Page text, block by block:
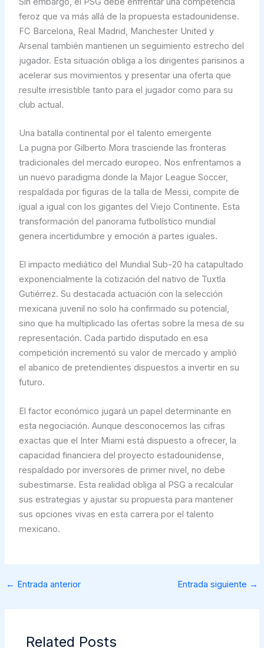
feroz que va más allá de la propuesta estadounidense.
FC Barcelona, Real Madrid, Manchester United y
Arsenal también mantienen un seguimiento estrecho del
jugador. Esta situación obliga a los dirigentes parisinos a
acelerar sus movimientos y presentar una oferta que
resulte irresistible tanto para el jugador como para su
club actual.
Una batalla continental por el talento emergente
La pugna por Gilberto Mora trasciende las fronteras
tradicionales del mercado europeo. Nos enfrentamos a
un nuevo paradigma donde la Major League Soccer,
respaldada por figuras de la talla de Messi, compite de
igual a igual con los gigantes del Viejo Continente. Esta
transformación del panorama futbolístico mundial
genera incertidumbre y emoción a partes iguales.
El impacto mediático del Mundial Sub-20 ha catapultado
exponencialmente la cotización del nativo de Tuxtla
Gutiérrez. Su destacada actuación con la selección
mexicana juvenil no solo ha confirmado su potencial,
sino que ha multiplicado las ofertas sobre la mesa de su
representación. Cada partido disputado en esa
competición incrementó su valor de mercado y amplió
el abanico de pretendientes dispuestos a invertir en su
futuro.
El factor económico jugará un papel determinante en
esta negociación. Aunque desconocemos las cifras
exactas que el Inter Miami está dispuesto a ofrecer, la
capacidad financiera del proyecto estadounidense,
respaldado por inversores de primer nivel, no debe
subestimarse. Esta realidad obliga al PSG a recalcular
sus estrategias y ajustar su propuesta para mantener
sus opciones vivas en esta carrera por el talento
mexicano.
← Entrada anterior Entrada siguiente →
Related Posts